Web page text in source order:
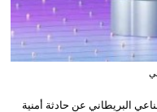
البريطاني عن حادثة أمنية